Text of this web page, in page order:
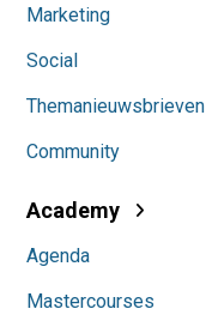
Marketing
Social
Themanieuwsbrieven
Community
Academy
Agenda
Mastercourses